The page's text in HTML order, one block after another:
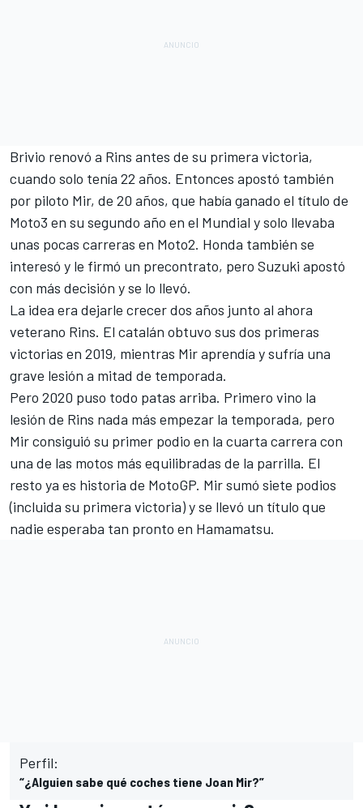
Brivio renovó a Rins antes de su primera victoria,
cuando solo tenía 22 años. Entonces apostó también
por piloto Mir, de 20 años, que había ganado el título de
Moto3 en su segundo año en el Mundial y solo llevaba
unas pocas carreras en Moto2. Honda también se
interesó y le firmó un precontrato, pero Suzuki apostó
con más decisión y se lo llevó.
La idea era dejarle crecer dos años junto al ahora
veterano Rins. El catalán obtuvo sus dos primeras
victorias en 2019, mientras Mir aprendía y sufría una
grave lesión a mitad de temporada.
Pero 2020 puso todo patas arriba. Primero vino la
lesión de Rins nada más empezar la temporada, pero
Mir consiguió su primer podio en la cuarta carrera con
una de las motos más equilibradas de la parrilla. El
resto ya es historia de MotoGP. Mir sumó siete podios
(incluida su primera victoria) y se llevó un título que
nadie esperaba tan pronto en Hamamatsu.
Perfil:
“¿Alguien sabe qué coches tiene Joan Mir?”